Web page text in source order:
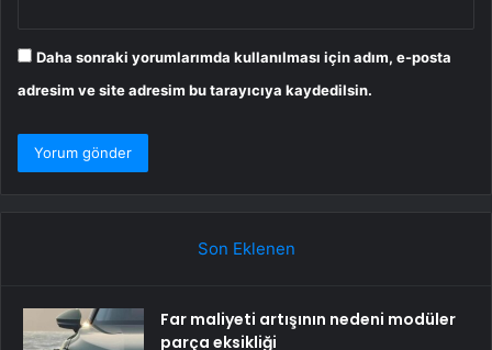
Daha sonraki yorumlarımda kullanılması için adım, e-posta
adresim ve site adresim bu tarayıcıya kaydedilsin.
Son Eklenen
Far maliyeti artışının nedeni modüler
parça eksikliği